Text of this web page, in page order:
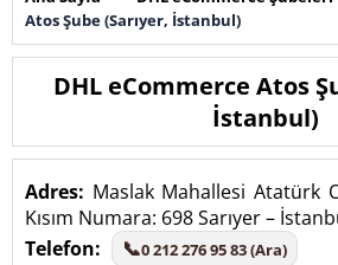
Atos Şube (Sarıyer, İstanbul)
DHL eCommerce Atos
İstanbul)
Adres: Maslak Mahallesi Atatürk
Kısım Numara: 698 Sarıyer –
Telefon:
📞0 212 276 95 83 (Ara)